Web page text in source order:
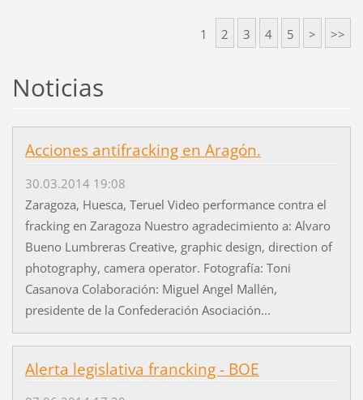
1 2 3 4 5 > >>
Noticias
Acciones antifracking en Aragón.
30.03.2014 19:08
Zaragoza, Huesca, Teruel Video performance contra el
fracking en Zaragoza Nuestro agradecimiento a: Alvaro
Bueno Lumbreras Creative, graphic design, direction of
photography, camera operator. Fotografía: Toni
Casanova Colaboración: Miguel Angel Mallén,
presidente de la Confederación Asociación...
Alerta legislativa francking - BOE